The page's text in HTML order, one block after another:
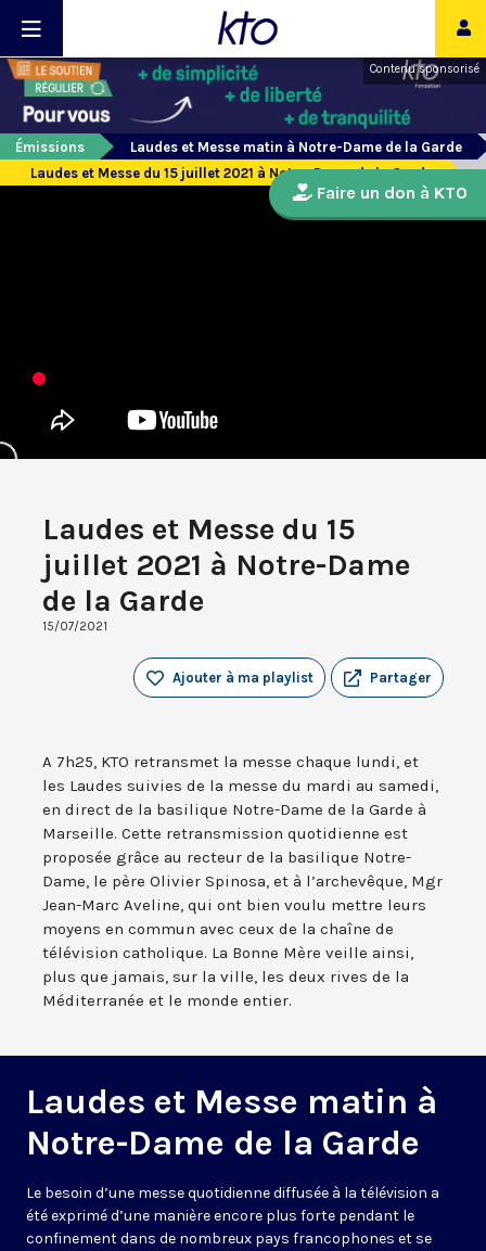
Contenu sponsorisé
Émissions
Laudes et Messe matin à Notre-Dame de la Garde
Laudes et Messe du 15 juillet 2021 à Notre-Dame de la Garde
Laudes et Messe du 15
juillet 2021 à Notre-Dame
de la Garde
15/07/2021
Partager
Ajouter à ma playlist
A 7h25, KTO retransmet la messe chaque lundi, et
les Laudes suivies de la messe du mardi au samedi,
en direct de la basilique Notre-Dame de la Garde à
Marseille. Cette retransmission quotidienne est
proposée grâce au recteur de la basilique Notre-
Dame, le père Olivier Spinosa, et à l’archevêque, Mgr
Jean-Marc Aveline, qui ont bien voulu mettre leurs
moyens en commun avec ceux de la chaîne de
télévision catholique. La Bonne Mère veille ainsi,
plus que jamais, sur la ville, les deux rives de la
Méditerranée et le monde entier.
Laudes et Messe matin à
Notre-Dame de la Garde
Le besoin d’une messe quotidienne diffusée à la télévision a
été exprimé d’une manière encore plus forte pendant le
confinement dans de nombreux pays francophones et se
Faire un don à KTO